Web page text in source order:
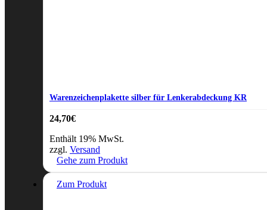
Warenzeichenplakette silber für Lenkerabdeckung KR
24,70€
Enthält 19% MwSt.
zzgl. Versand
Gehe zum Produkt
Zum Produkt